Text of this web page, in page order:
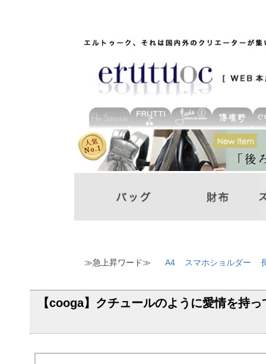
≫急上昇ワード≫ A4 スマホショルダー
【cooga】クチュールのように愛情を持